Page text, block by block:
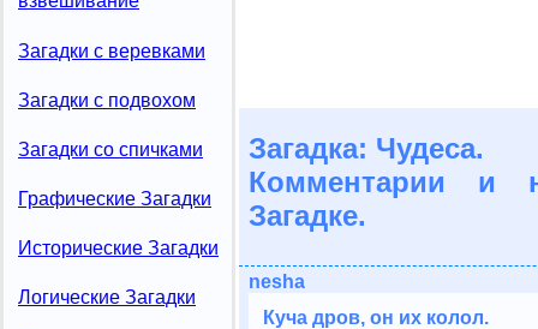
Загадки с веревками
Загадки с подвохом
Загадки со спичками
Графические Загадки
Исторические Загадки
Логические Загадки
Загадка: Чудеса.
Комментарии и
Загадке.
nesha
Куча дров, он их колол.